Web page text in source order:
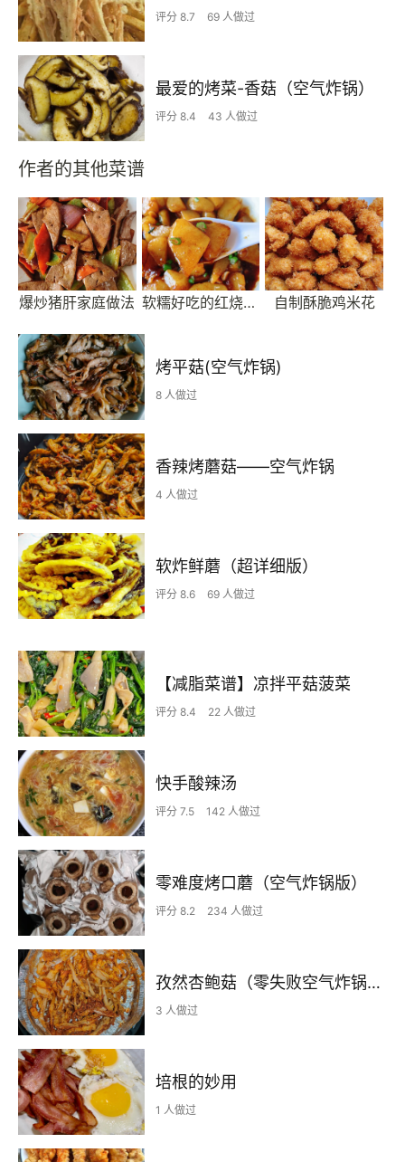
评分 8.7 69 人做过
最爱的烤菜-香菇（空气炸锅）
评分 8.4 43 人做过
作者的其他菜谱
爆炒猪肝家庭做法 软糯好吃的红烧土豆 自制酥脆鸡米花
烤平菇(空气炸锅)
8 人做过
香辣烤蘑菇——空气炸锅
4 人做过
软炸鲜蘑（超详细版）
评分 8.6 69 人做过
【减脂菜谱】凉拌平菇菠菜
评分 8.4 22 人做过
快手酸辣汤
评分 7.5 142 人做过
零难度烤口蘑（空气炸锅版）
评分 8.2 234 人做过
孜然杏鲍菇（零失败空气炸锅版）
3 人做过
培根的妙用
1 人做过